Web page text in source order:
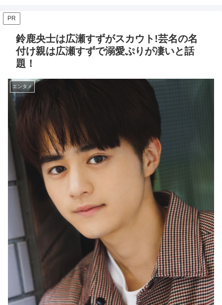
PR
鈴鹿央士は広瀬すずがスカウト!芸名の名
付け親は広瀬すずで溺愛ぷりが凄いと話
題！
エンタメ